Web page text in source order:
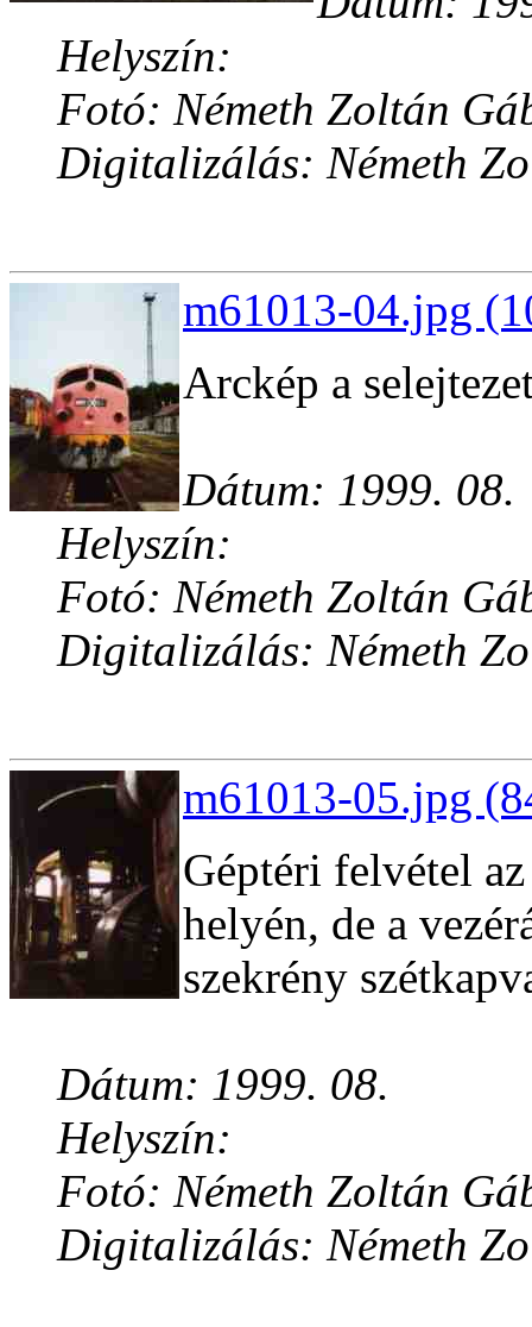
Helyszín:
Fotó: Németh Zoltán
Digitalizálás: Németh
m61013-04.jpg
Arckép a
Dátum: 1999. 08.
Helyszín:
Fotó: Németh Zoltán
Digitalizálás: Németh
m61013-05.jpg
Géptéri felvétel
helyén, de a
szekrény
Dátum: 1999. 08.
Helyszín:
Fotó: Németh Zoltán
Digitalizálás: Németh